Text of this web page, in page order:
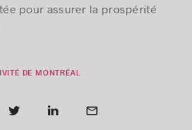
pour assurer la prospérité
DE MONTRÉAL